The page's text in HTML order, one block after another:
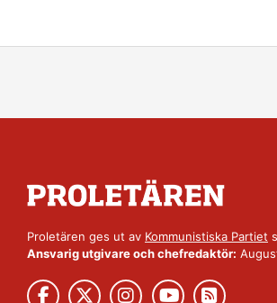
Proletären ges ut av Kommunistiska Partiet
Ansvarig utgivare och chefredaktör: